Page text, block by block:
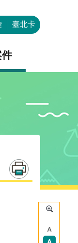
臺北卡